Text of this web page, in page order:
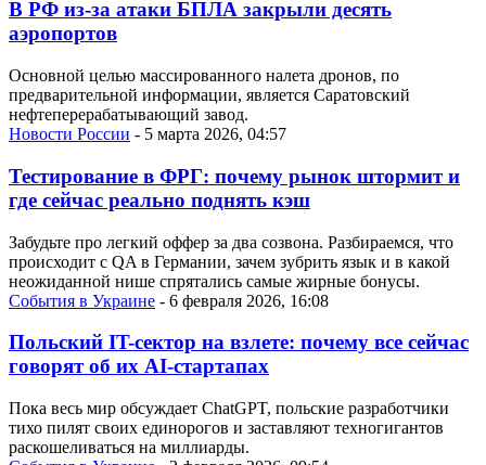
В РФ из-за атаки БПЛА закрыли десять
аэропортов
Основной целью массированного налета дронов, по
предварительной информации, является Саратовский
нефтеперерабатывающий завод.
Новости России - 5 марта 2026, 04:57
Тестирование в ФРГ: почему рынок штормит и
где сейчас реально поднять кэш
Забудьте про легкий оффер за два созвона. Разбираемся, что
происходит с QA в Германии, зачем зубрить язык и в какой
неожиданной нише спрятались самые жирные бонусы.
События в Украине - 6 февраля 2026, 16:08
Польский IT-сектор на взлете: почему все сейчас
говорят об их AI-стартапах
Пока весь мир обсуждает ChatGPT, польские разработчики
тихо пилят своих единорогов и заставляют техногигантов
раскошеливаться на миллиарды.